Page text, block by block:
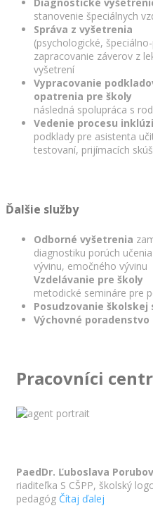
stanovenie špeciálnych
Správa z vyšetrenia
(psychologické,
zapracovanie záverov z
vyšetrení
Vypracovanie
opatrenia pre školy
následná spolupráca s
Vedenie procesu
podklady pre asistenta
testovaní, prijímacích
Ďalšie služby
Odborné vyšetrenia
diagnostiku porúch
vývinu, emočného vývinu
Vzdelávanie pre školy
metodické semináre pre
Posudzovanie školskej
Výchovné poradenstvo
Pracovníci
PaedDr. Ľuboslava
riaditeľka S CŠPP, školský
pedagóg Čítaj ďalej